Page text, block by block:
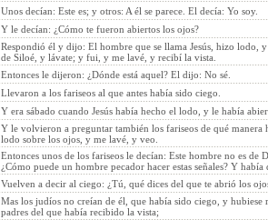
Unos decían: Este es; y otros: A él se parece. El decía: Yo soy.
Y le decían: ¿Cómo te fueron abiertos los ojos?
Respondió él y dijo: El hombre que se llama Jesús, hizo lodo,
de Siloé, y lávate; y fui, y me lavé, y recibí la vista.
Entonces le dijeron: ¿Dónde está aquel? El dijo: No sé.
Llevaron a los fariseos al que antes había sido ciego.
Y era sábado cuando Jesús había hecho el lodo, y le había
Y le volvieron a preguntar también los fariseos de qué
lodo sobre los ojos, y me lavé, y veo.
Entonces unos de los fariseos le decían: Este hombre no es de
¿Cómo puede un hombre pecador hacer estas señales? Y había
Vuelven a decir al ciego: ¿Tú, qué dices del que te abrió los
Mas los judíos no creían de él, que había sido ciego, y hubiese
padres del que había recibido la vista;